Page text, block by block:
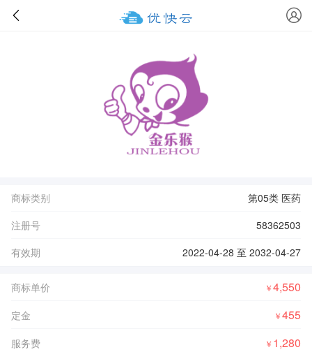
商标类别
第05类 医药
注册号
58362503
有效期
2022-04-28 至 2032-04-27
商标单价 ￥4,550
定金 ￥455
服务费 ￥ 1,280